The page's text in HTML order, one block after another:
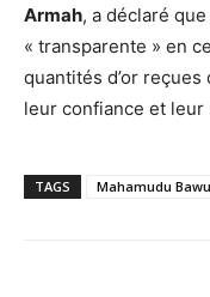
Armah, a déclaré
« transparente » en
quantités d’or
leur confiance et leur
TAGS Mahamudu